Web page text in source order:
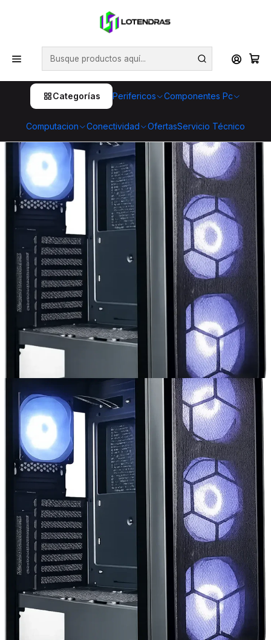
Categorías Perifericos Componentes Pc
Computacion Conectividad OfertasServicio Técnico
💥 ¡Compra HOY y retira GRATIS en tienda! 🏪🚀 Además,
aprovecha cientos de productos con Despacho Gratis 🛒📦
¡No dejes pasar esta oportunidad! 🔥
Inicio Componentes Pc
Gabinetes
Gabinete ESGAMING Y03-BK Mid Tower Mesh 4 Fan